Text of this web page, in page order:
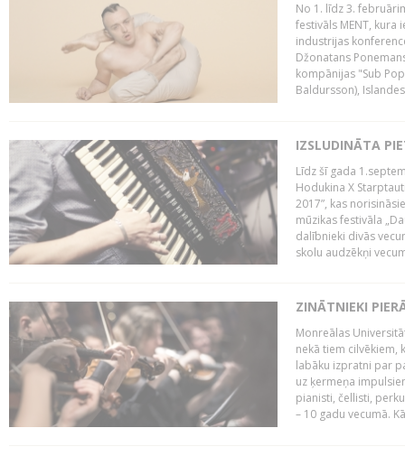
No 1. līdz 3.
festivāls MENT, kura
industrijas
Džonatans
kompānijas "Sub
Baldursson),
IZSLUDINĀTA
Līdz šī gada
Hodukina X
2017”, kas
mūzikas festivāla
dalībnieki divās
skolu audzēkņi
ZINĀTNIEKI
Monreālas
nekā tiem cilvēkiem,
labāku izpratni par
uz ķermeņa
pianisti, čellisti,
– 10 gadu vecumā.